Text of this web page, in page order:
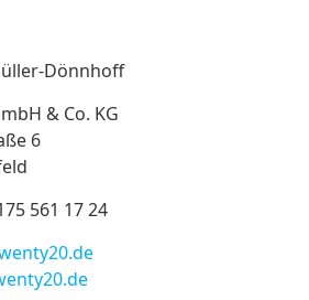
Dönnhoff
& Co. KG
6
561 17 24